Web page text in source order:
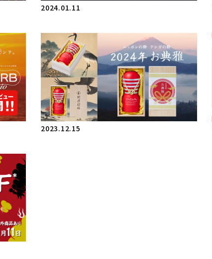
2024.01.11
2023.12.15